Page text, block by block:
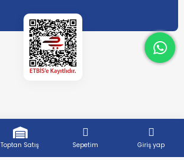
Toptan Satış Sepetim Giriş yap